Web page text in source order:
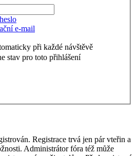
e-mail
při každé návštěvě
stav pro toto přihlášení
Registrace trvá jen pár vteřin a
Administrátor fóra též může